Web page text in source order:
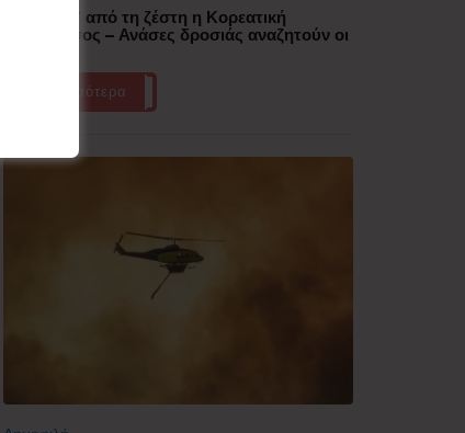
“Έλιωσε” από τη ζέστη η Κορεατική
Χερσόνησος – Ανάσες δροσιάς αναζητούν οι
Περισσότερα